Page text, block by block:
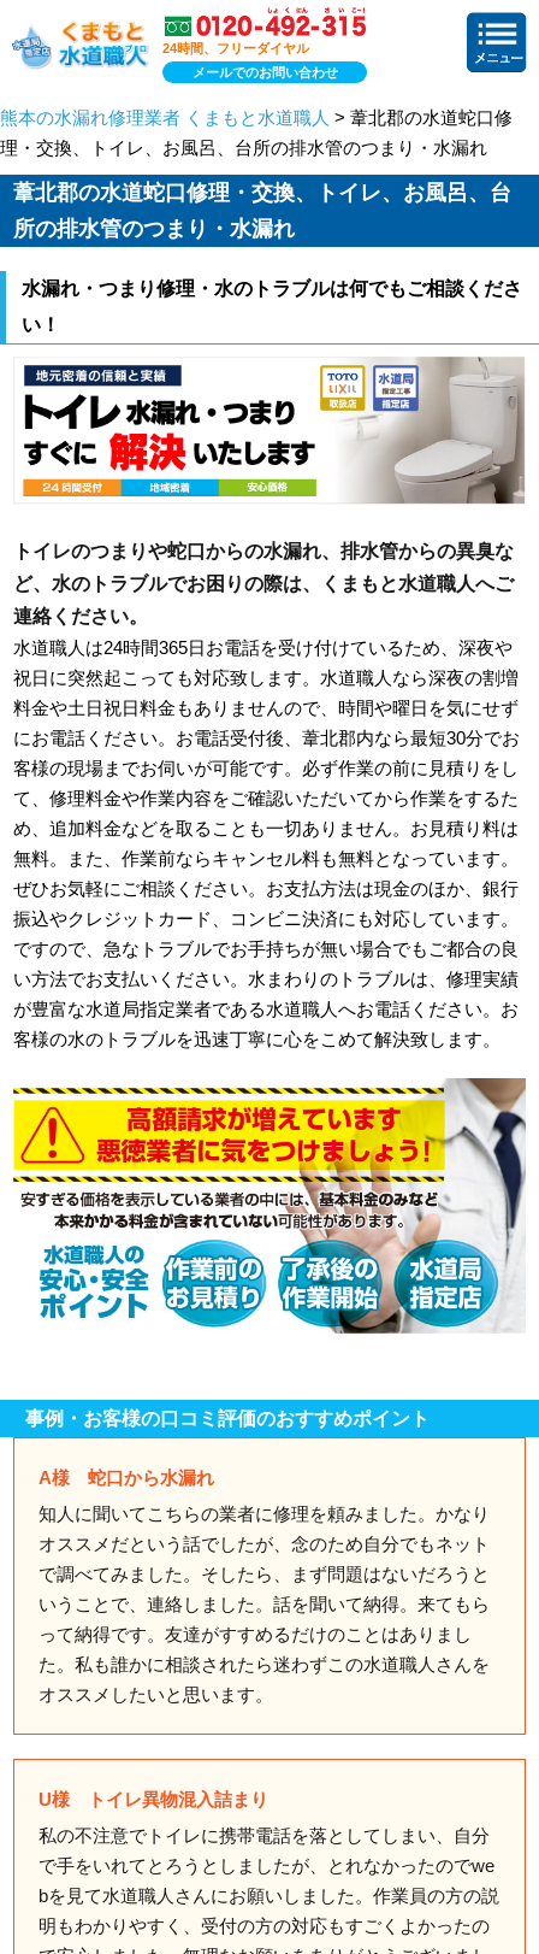
24時間、フリーダイヤル
メールでのお問い合わせ
熊本の水漏れ修理業者 くまもと水道職人 > 葦北郡の水道蛇口修
理・交換、トイレ、お風呂、台所の排水管のつまり・水漏れ
葦北郡の水道蛇口修理・交換、トイレ、お風呂、台
所の排水管のつまり・水漏れ
水漏れ・つまり修理・水のトラブルは何でもご相談くださ
い！
トイレのつまりや蛇口からの水漏れ、排水管からの異臭な
ど、水のトラブルでお困りの際は、くまもと水道職人へご
連絡ください。
水道職人は24時間365日お電話を受け付けているため、深夜や
祝日に突然起こっても対応致します。水道職人なら深夜の割増
料金や土日祝日料金もありませんので、時間や曜日を気にせず
にお電話ください。お電話受付後、葦北郡内なら最短30分でお
客様の現場までお伺いが可能です。必ず作業の前に見積りをし
て、修理料金や作業内容をご確認いただいてから作業をするた
め、追加料金などを取ることも一切ありません。お見積り料は
無料。また、作業前ならキャンセル料も無料となっています。
ぜひお気軽にご相談ください。お支払方法は現金のほか、銀行
振込やクレジットカード、コンビニ決済にも対応しています。
ですので、急なトラブルでお手持ちが無い場合でもご都合の良
い方法でお支払いください。水まわりのトラブルは、修理実績
が豊富な水道局指定業者である水道職人へお電話ください。お
客様の水のトラブルを迅速丁寧に心をこめて解決致します。
事例・お客様の口コミ評価のおすすめポイント
A様 蛇口から水漏れ
知人に聞いてこちらの業者に修理を頼みました。かなり
オススメだという話でしたが、念のため自分でもネット
で調べてみました。そしたら、まず問題はないだろうと
いうことで、連絡しました。話を聞いて納得。来てもら
って納得です。友達がすすめるだけのことはありまし
た。私も誰かに相談されたら迷わずこの水道職人さんを
オススメしたいと思います。
U様 トイレ異物混入詰まり
私の不注意でトイレに携帯電話を落としてしまい、自分
で手をいれてとろうとしましたが、とれなかったのでwe
bを見て水道職人さんにお願いしました。作業員の方の説
明もわかりやすく、受付の方の対応もすごくよかったの